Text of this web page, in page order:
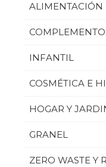
HORNO
JARDIN BIO
KOOKIE CAT
MACHANDEL
MAXI
MONKI
ALIMENTACIÓN
INFANTIL
COSMÉTICA E
HOGAR Y
GRANEL
ZERO WASTE Y